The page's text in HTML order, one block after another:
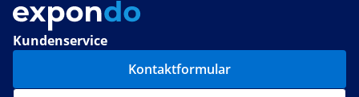
Kundenservice
Kontaktformular